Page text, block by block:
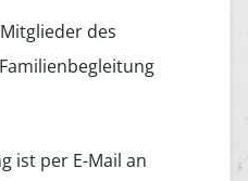
des
ist per E-Mail an